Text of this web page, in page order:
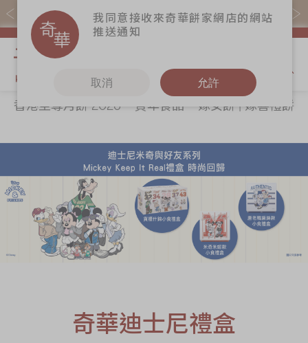
購物滿$368(折扣後)即免本地運費！
關於奇華
分店網絡
商務銷售
嫁喜須知
奇華網誌
奇華餅食
2026
賀年食品
嫁女餅 | 嫁喜禮
餅
手信禮品
節日時令食品
茗茶系列
更多
奇華工作坊
奇華茶室
聯絡奇華
加入奇華
香港至尊月餅 2026 賀年食品
嫁女餅 | 嫁喜禮餅
奇華迪士尼禮盒
我同意接收來奇華餅家網店的網站
推送通知
取消 允許